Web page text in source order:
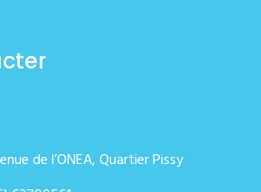
de l’ONEA, Quartier Pissy